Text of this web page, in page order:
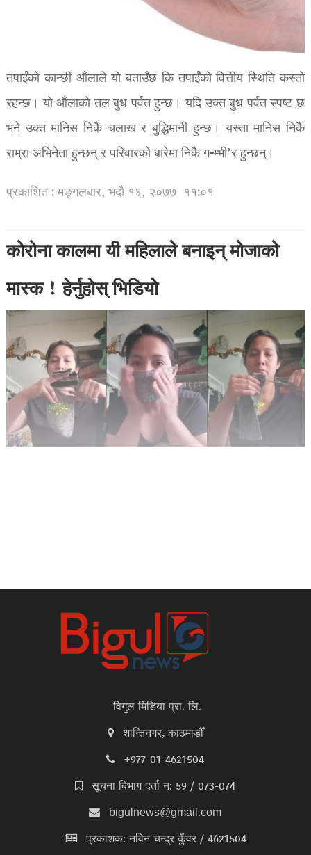
तपाईंको कान्छी औंलाले यो बताउँछ कि तपाईंको वित्तीय स्थिति कस्तो
रहन्छ। यो औंलाको तल बुध पर्वत हुन्छ। यदि उक्त बुध पर्वत स्पष्ट छ
भने उक्त मानिस निकै चलाख र बुद्धिमानी हुन्छ। यस्ता मानिस निकै
राम्रा अभिनेता हुन्छन् र परिवारको बारेमा निकै ग-म्भी’र हुन्छन्।
प्रकाशित : मङ्गलबार, भदौ १६, २०७७ ११:०१
कोरोना कालमा यी महिलाले बनाइन् मोजाको
मास्क ! हेर्नुहोस् भिडियो
विगुल मिडिया प्रा. लि.
शान्तिनगर, काठमाडौँ
+977-01-4621504
सूचना बिभाग दर्ता न: 59 / 073-074
bigulnews@gmail.com
प्रकाशक: नविन चन्द्र कुँवर / 4621504